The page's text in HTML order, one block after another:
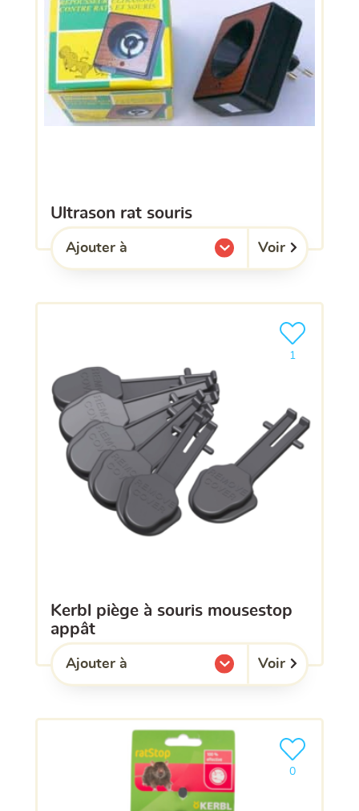
ultrason rat souris
Ajouter à
l'une de mes listes. Voir
kerbl piège à souris mousestop
appât
1
Ajouter le
Ajouter à
l'une de mes listes. Voir
0
Ajouter le